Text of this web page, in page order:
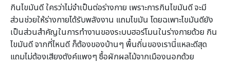
กินไขมันดี ใครว่าไม่จำเป็นต่อร่างกาย เพราะการกินไขมันดี จะมี
ส่วนช่วยให้ร่างกายได้รับพลังงาน แถมไขมัน โดยฉเพาะไขมันดียัง
เป็นส่วนสำคัญในการทำงานของระบบฮอร์โมนในร่างกายด้วย กิน
ไขมันดี จากที่ไหนดี ก็ต้องของบ้านๆ พื้นถิ่นของเรานี่แหละดีสุด
แถมไม่ต้องเสียงตังค์แพงๆ ซื้อผักผลไม้จากเมืองนอกด้วย